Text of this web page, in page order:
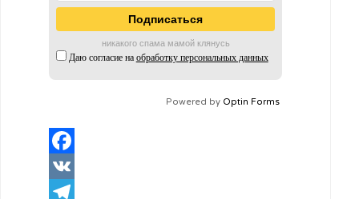
никакого спама мамой клянусь
Даю согласие на обработку персональных данных
Powered by Optin Forms
Facebook
VK